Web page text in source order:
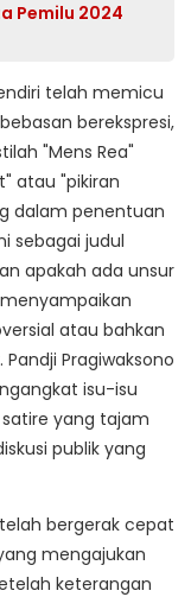
Pemilu 2024
telah memicu
berekspresi,
"Mens Rea"
atau "pikiran
dalam penentuan
sebagai judul
apakah ada unsur
atau bahkan
Pragiwaksono
isu-isu
yang tajam
publik yang
bergerak cepat
mengajukan
keterangan